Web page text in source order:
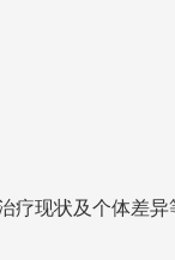
疗现状及个体差